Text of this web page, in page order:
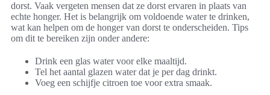
dorst. Vaak vergeten mensen dat ze dorst ervaren in plaats van
echte honger. Het is belangrijk om voldoende water te drinken,
wat kan helpen om de honger van dorst te onderscheiden. Tips
om dit te bereiken zijn onder andere:
Drink een glas water voor elke maaltijd.
Tel het aantal glazen water dat je per dag drinkt.
Voeg een schijfje citroen toe voor extra smaak.